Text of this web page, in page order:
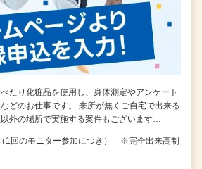
たり化粧品を使用し、身体測定やアンケート
どのお仕事です。 来所が無くご自宅で出来る
外の場所で実施する案件もございます…
1回のモニター参加につき） ※完全出来高制